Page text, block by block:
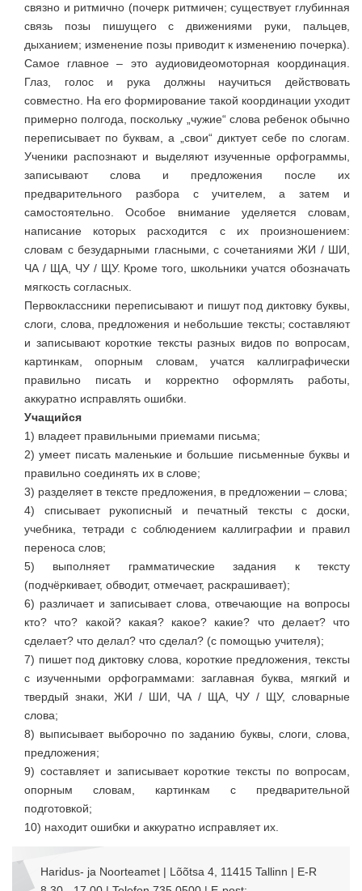
связно и ритмично (почерк ритмичен; существует глубинная
связь позы пишущего с движениями руки, пальцев,
дыханием; изменение позы приводит к изменению почерка).
Самое главное – это аудиовидеомоторная координация.
Глаз, голос и рука должны научиться действовать
совместно. На его формирование такой координации уходит
примерно полгода, поскольку „чужие“ слова ребенок обычно
переписывает по буквам, а „свои“ диктует себе по слогам.
Ученики распознают и выделяют изученные орфограммы,
записывают слова и предложения после их
предварительного разбора с учителем, а затем и
самостоятельно. Особое внимание уделяется словам,
написание которых расходится с их произношением:
словам с безударными гласными, с сочетаниями ЖИ / ШИ,
ЧА / ЩА, ЧУ / ЩУ. Кроме того, школьники учатся обозначать
мягкость согласных.
Первоклассники переписывают и пишут под диктовку буквы,
слоги, слова, предложения и небольшие тексты; составляют
и записывают короткие тексты разных видов по вопросам,
картинкам, опорным словам, учатся каллиграфически
правильно писать и корректно оформлять работы,
аккуратно исправлять ошибки.
Учащийся
1) владеет правильными приемами письма;
2) умеет писать маленькие и большие письменные буквы и
правильно соединять их в слове;
3) разделяет в тексте предложения, в предложении – слова;
4) списывает рукописный и печатный тексты с доски,
учебника, тетради с соблюдением каллиграфии и правил
переноса слов;
5) выполняет грамматические задания к тексту
(подчёркивает, обводит, отмечает, раскрашивает);
6) различает и записывает слова, отвечающие на вопросы
кто? что? какой? какая? какое? какие? что делает? что
сделает? что делал? что сделал? (с помощью учителя);
7) пишет под диктовку слова, короткие предложения, тексты
с изученными орфограммами: заглавная буква, мягкий и
твердый знаки, ЖИ / ШИ, ЧА / ЩА, ЧУ / ЩУ, словарные
слова;
8) выписывает выборочно по заданию буквы, слоги, слова,
предложения;
9) составляет и записывает короткие тексты по вопросам,
опорным словам, картинкам с предварительной
подготовкой;
10) находит ошибки и аккуратно исправляет их.
Haridus- ja Noorteamet | Lõõtsa 4, 11415 Tallinn | E-R